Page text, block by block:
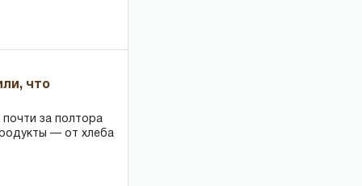
что
почти за полтора
— от хлеба